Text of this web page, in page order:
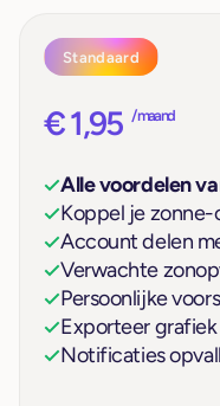
Standaard
€ 1,95 / maand
Alle voordelen
Koppel je
Account delen
Verwachte
Persoonlijke
Exporteer
Notificaties